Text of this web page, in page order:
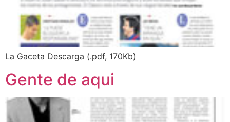
La Gaceta Descarga (.pdf, 170Kb)
Gente de aqui